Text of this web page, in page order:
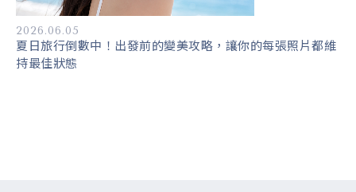
2026.06.05
夏日旅行倒數中！出發前的變美攻略，讓你的每張照片都維
持最佳狀態